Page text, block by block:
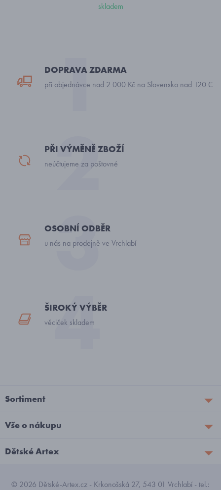
skladem
DOPRAVA ZDARMA
při objednávce nad 2 000 Kč na Slovensko nad 120 €
PŘI VÝMĚNĚ ZBOŽÍ
neúčtujeme za poštovné
OSOBNÍ ODBĚR
u nás na prodejně ve Vrchlabí
ŠIROKÝ VÝBĚR
věciček skladem
Sortiment
Vše o nákupu
Dětské Artex
© 2026 Dětské-Artex.cz - Krkonošská 27, 543 01 Vrchlabí - tel.: